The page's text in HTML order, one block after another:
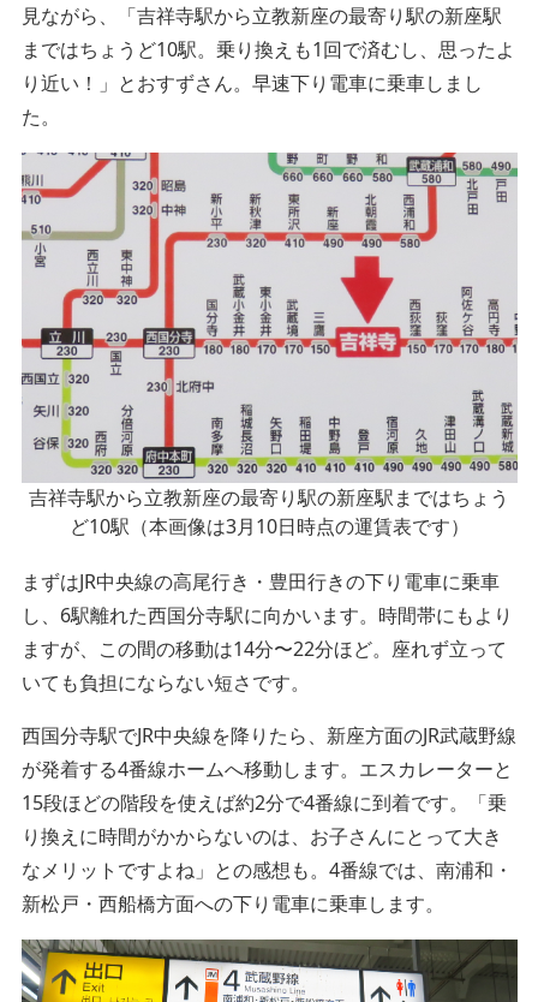
見ながら、「吉祥寺駅から立教新座の最寄り駅の新座駅
まではちょうど10駅。乗り換えも1回で済むし、思ったよ
り近い！」とおすずさん。早速下り電車に乗車しまし
た。
吉祥寺駅から立教新座の最寄り駅の新座駅まではちょう
ど10駅（本画像は3月10日時点の運賃表です）
まずはJR中央線の高尾行き・豊田行きの下り電車に乗車
し、6駅離れた西国分寺駅に向かいます。時間帯にもより
ますが、この間の移動は14分〜22分ほど。座れず立って
いても負担にならない短さです。
西国分寺駅でJR中央線を降りたら、新座方面のJR武蔵野線
が発着する4番線ホームへ移動します。エスカレーターと
15段ほどの階段を使えば約2分で4番線に到着です。「乗
り換えに時間がかからないのは、お子さんにとって大き
なメリットですよね」との感想も。4番線では、南浦和・
新松戸・西船橋方面への下り電車に乗車します。